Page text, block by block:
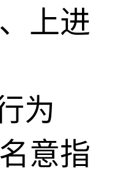
上进
为
意指